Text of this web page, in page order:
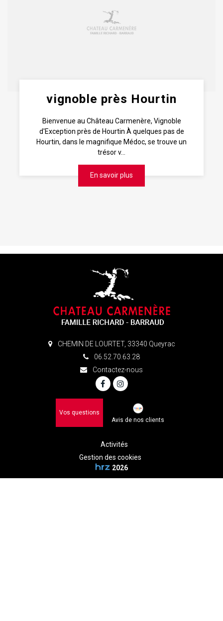
vignoble près Hourtin
Bienvenue au Château Carmenère, Vignoble
d'Exception près de Hourtin À quelques pas de
Hourtin, dans le magnifique Médoc, se trouve un
trésor v...
En savoir plus
CHEMIN DE LOURTET, 33340 Queyrac
06.52.70.63.28
Contactez-nous
Vos questions
Avis de nos clients
Activités
Gestion des cookies
2026